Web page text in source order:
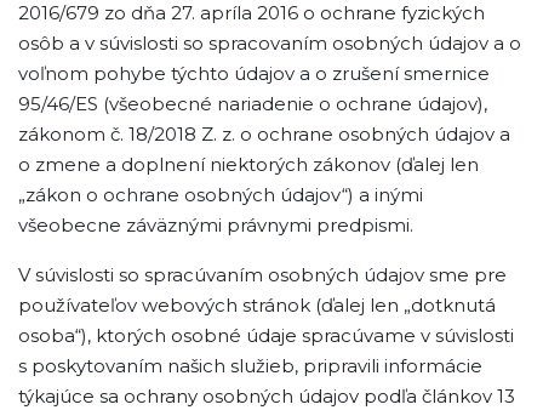
2016/679 zo dňa 27. apríla 2016 o ochrane fyzických
osôb a v súvislosti so spracovaním osobných údajov a o
voľnom pohybe týchto údajov a o zrušení smernice
95/46/ES (všeobecné nariadenie o ochrane údajov),
zákonom č. 18/2018 Z. z. o ochrane osobných údajov a
o zmene a doplnení niektorých zákonov (ďalej len
„zákon o ochrane osobných údajov“) a inými
všeobecne záväznými právnymi predpismi.
V súvislosti so spracúvaním osobných údajov sme pre
používateľov webových stránok (ďalej len „dotknutá
osoba“), ktorých osobné údaje spracúvame v súvislosti
s poskytovaním našich služieb, pripravili informácie
týkajúce sa ochrany osobných údajov podľa článkov 13